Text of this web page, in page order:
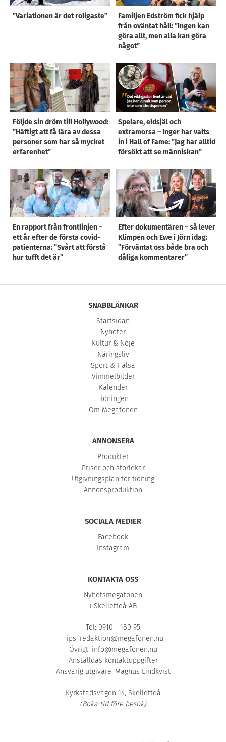
”Variationen är det roligaste”
Familjen Edström fick hjälp
från oväntat håll: ”Ingen kan
göra allt, men alla kan göra
något”
Följde sin dröm till Hollywood:
”Häftigt att få lära av dessa
personer som har så mycket
erfarenhet”
Spelare, eldsjäl och
extramorsa – Inger har valts
in i Hall of Fame: ”Jag har alltid
försökt att se människan”
En rapport från frontlinjen –
ett år efter de första covid-
patienterna: ”Svårt att förstå
hur tufft det är”
Efter dokumentären – så lever
Klimpen och Ewe i Jörn idag:
”Förväntat oss både bra och
dåliga kommentarer”
SNABBLÄNKAR
Startsidan
Nyheter
Kultur & Nöje
Näringsliv
Sport & Hälsa
Vimmelbilder
Kalender
Tidningen
Om Megafonen
ANNONSERA
Produkter
Priser och storlekar
Utgivningsplan för tidning
Annonsproduktion
SOCIALA MEDIER
Facebook
Instagram
KONTAKTA OSS
Nyhetsmegafonen
i Skellefteå AB
Tel: 0910 - 180 95
Tips: redaktion@megafonen.nu
Övrigt: info@megafonen.nu
Anställdas kontaktuppgifter
Ansvarig utgivare: Magnus Lindkvist
Kyrkstadsvägen 14, Skellefteå
(Boka tid före besök)